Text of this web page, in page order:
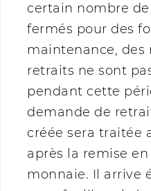
certain nombre
fermés pour des
maintenance, des
retraits ne sont
pendant cette
demande de
créée sera traitée
après la remise
monnaie. Il arrive